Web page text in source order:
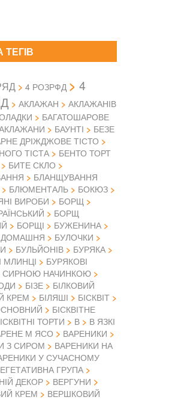
4 РОЗРФД
4
АКЛАЖАН
АКЛАЖАНІВ
БАГАТОШАРОВЕ
БАУНТІ
БЕЗЕ
ДРІЖДЖОВЕ ТІСТО
ТІСТА
БЕНТО ТОРТ
БИТЕ СКЛО
БЛАНЩУВАННЯ
БЛЮМЕНТАЛЬ
БОКЮЗ
ВИРОБИ
БОРЩ
БОРЩ
БОРЩІ
БУЖЕНИНА
ДОМАШНЯ
БУЛОЧКИ
БУЛЬЙОНІВ
БУРЯКА
МЛИНЦІ
БУРЯКОВІ
СИРНОЮ НАЧИНКОЮ
БІЗЕ
БІЛКОВИЙ
КРЕМ
БІЛЯШІ
БІСКВІТ
БІСКВІТНЕ
ТОРТИ В
В ЯЗКІ
М ЯСО
ВАРЕНИКИ
З СИРОМ
ВАРЕНИКИ НА
У СУЧАСНОМУ
ГРУПА
ДЕКОР
ВЕРГУНИ
КРЕМ
ВЕРШКОВИЙ